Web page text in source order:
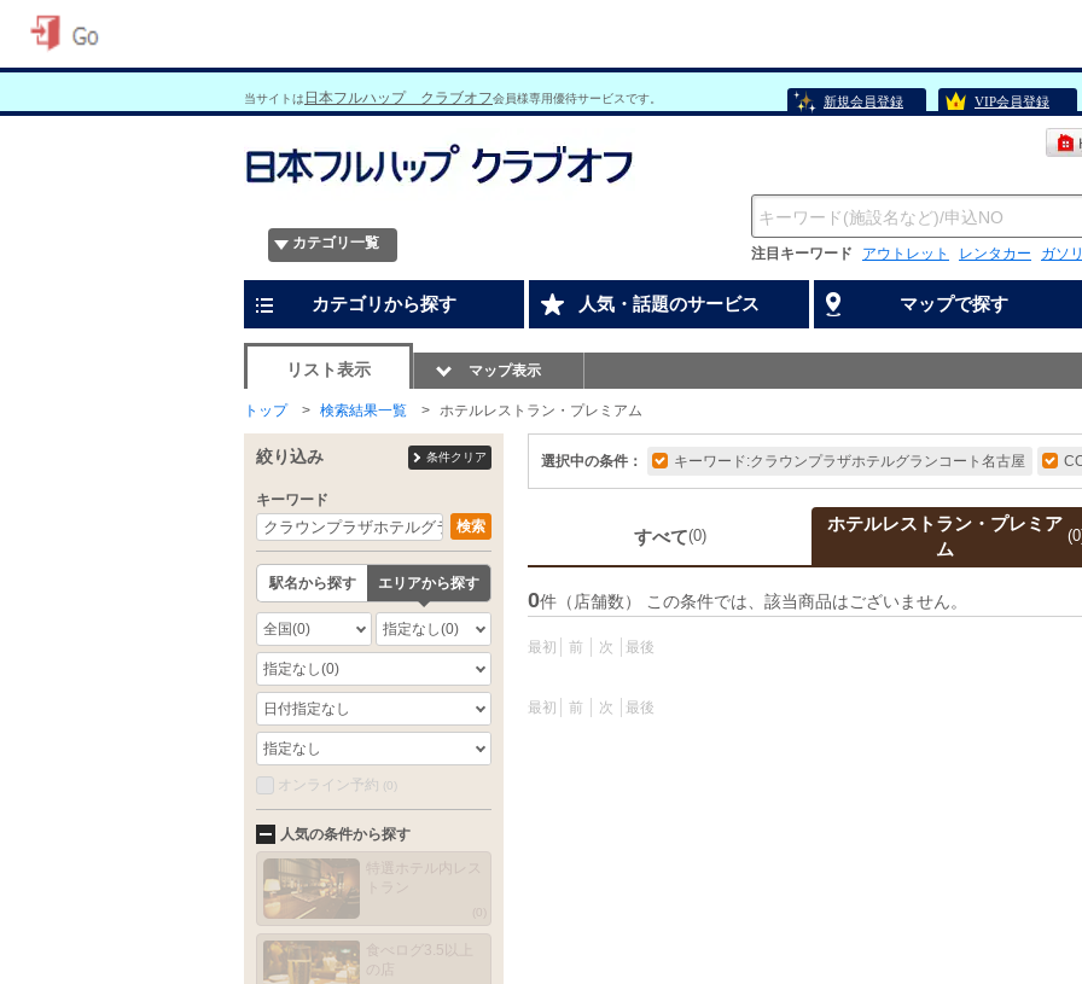
当サイトは 日本フルハップ クラブオフ会員様専用優待サービスです。 新規会員登録 VIP会員登録
カテゴリ一覧
注目キーワード アウトレット レンタカー ガソ
カテゴリから探す 人気・話題のサービス マップで探す
リスト表示 マップ表示
トップ 検索結果一覧 ホテルレストラン・プレミアム
選択中の条件： キーワード:クラウンプラザホテルグランコート名古屋
すべて(0)
ホテルレストラン・プレミア
ム
0件（店舗数） この条件では、該当商品はございません。
最初 前 次 最後
最初 前 次 最後
絞り込み 条件クリア
キーワード
検索
駅名から探す エリアから探す
全国(0) 指定なし(0)
指定なし(0)
日付指定なし
指定なし
オンライン予約 (0)
人気の条件から探す
特選ホテル内レス
食べログ3.5以上
の店